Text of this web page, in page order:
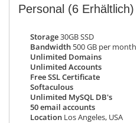
Personal (6 Erhältlich)
Storage30GB SSD
Bandwidth 500 GB per month
Unlimited Domains
Unlimited Accounts
Free SSL Certificate
Softaculous
Unlimited MySQL DB's
50 email accounts
Location Los Angeles, USA